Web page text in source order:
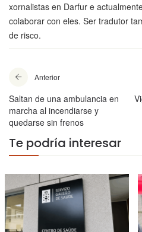
xornalistas en Darfur e
colaborar con eles. Ser tradutor
de risco.
Anterior
Saltan de una ambulancia en
marcha al incendiarse y
quedarse sin frenos
Te podría interesar